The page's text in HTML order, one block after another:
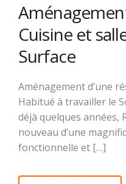
Cuisine et
Surface
Aménagement d’une
Habitué à travailler le
déjà quelques années,
nouveau d’une
fonctionnelle et […]